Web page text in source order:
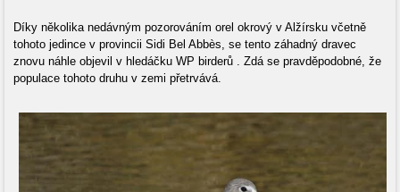
Díky několika nedávným pozorováním orel okrový v Alžírsku včetně
tohoto jedince v provincii Sidi Bel Abbès, se tento záhadný dravec
znovu náhle objevil v hledáčku WP birderů . Zdá se pravděpodobné, že
populace tohoto druhu v zemi přetrvává.